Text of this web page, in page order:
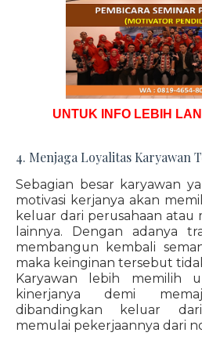
UNTUK INFO LEBIH
4. Menjaga Loyalitas Karyawan
Sebagian besar karyawan
motivasi kerjanya akan
keluar dari perusahaan
lainnya. Dengan adanya
membangun kembali
maka keinginan tersebut
Karyawan lebih memilih
kinerjanya demi
dibandingkan keluar
memulai pekerjaannya dari